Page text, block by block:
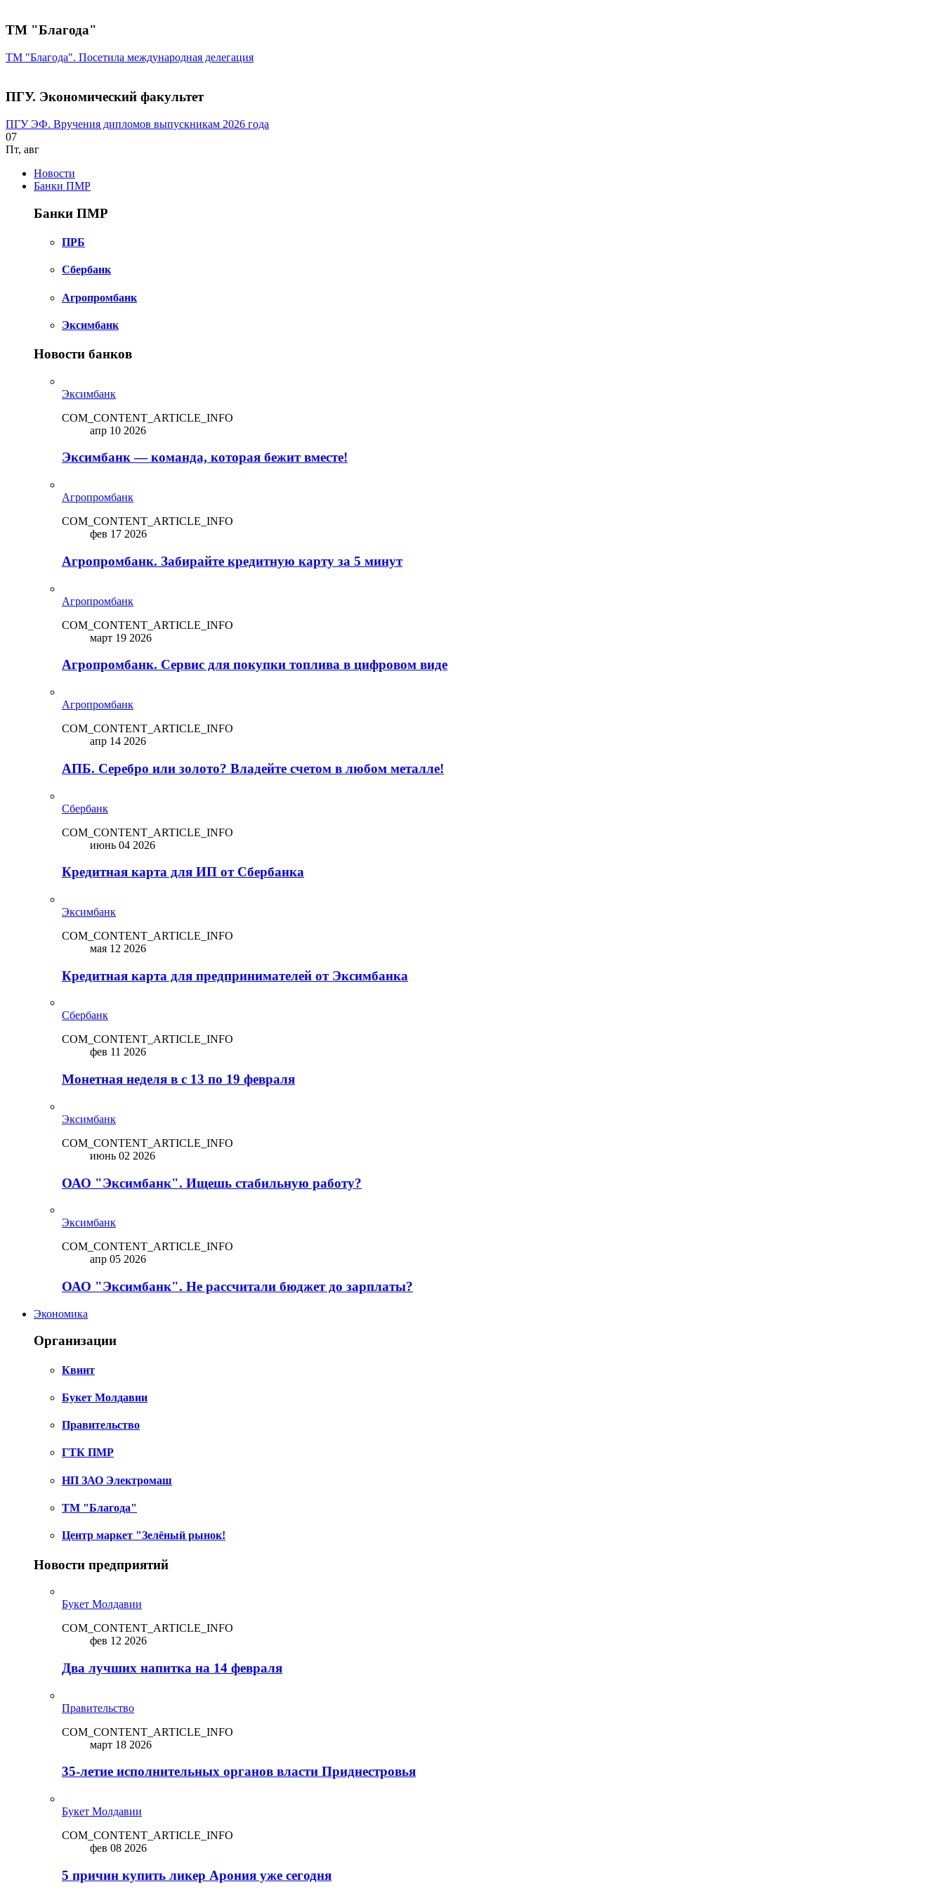
ТМ "Благода"
ТМ "Благода". Посетила международная делегация
ПГУ. Экономический факультет
ПГУ ЭФ. Вручения дипломов выпускникам 2026 года
07
Пт, авг
Новости
Банки ПМР
Банки ПМР
ПРБ
Сбербанк
Агропромбанк
Эксимбанк
Новости банков
Эксимбанк
COM_CONTENT_ARTICLE_INFO
апр 10 2026
Эксимбанк — команда, которая бежит вместе!
Агропромбанк
COM_CONTENT_ARTICLE_INFO
фев 17 2026
Агропромбанк. Забирайте кредитную карту за 5 минут
Агропромбанк
COM_CONTENT_ARTICLE_INFO
март 19 2026
Агропромбанк. Сервис для покупки топлива в цифровом виде
Агропромбанк
COM_CONTENT_ARTICLE_INFO
апр 14 2026
АПБ. Серебро или золото? Владейте счетом в любом металле!
Сбербанк
COM_CONTENT_ARTICLE_INFO
июнь 04 2026
Кредитная карта для ИП от Сбербанка
Эксимбанк
COM_CONTENT_ARTICLE_INFO
мая 12 2026
Кредитная карта для предпринимателей от Эксимбанка
Сбербанк
COM_CONTENT_ARTICLE_INFO
фев 11 2026
Монетная неделя в с 13 по 19 февраля
Эксимбанк
COM_CONTENT_ARTICLE_INFO
июнь 02 2026
ОАО "Эксимбанк". Ищешь стабильную работу?
Эксимбанк
COM_CONTENT_ARTICLE_INFO
апр 05 2026
ОАО "Эксимбанк". Не рассчитали бюджет до зарплаты?
Экономика
Организации
Квинт
Букет Молдавии
Правительство
ГТК ПМР
НП ЗАО Электромаш
ТМ "Благода"
Центр маркет "Зелёный рынок!
Новости предприятий
Букет Молдавии
COM_CONTENT_ARTICLE_INFO
фев 12 2026
Два лучших напитка на 14 февраля
Правительство
COM_CONTENT_ARTICLE_INFO
март 18 2026
35-летие исполнительных органов власти Приднестровья
Букет Молдавии
COM_CONTENT_ARTICLE_INFO
фев 08 2026
5 причин купить ликep Арония уже сегодня